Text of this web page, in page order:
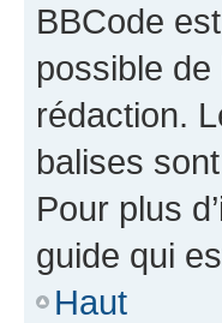
BBCode
possible
rédaction.
balises
Pour plus
guide qui
Haut